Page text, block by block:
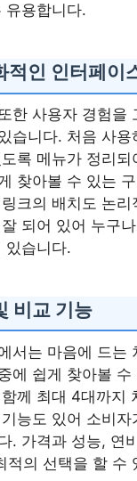
유용합니다.
적인 인터페이
한 사용자 경험을
습니다. 처음 사용
록 메뉴가 정리되
찾아볼 수 있는
크의 배치도 논리
되어 있어 누구
있습니다.
비교 기능
서는 마음에 드는
에 쉽게 찾아볼 수
께 최대 4대까지
능도 있어 소비자
. 가격과 성능, 연
적의 선택을 할 수